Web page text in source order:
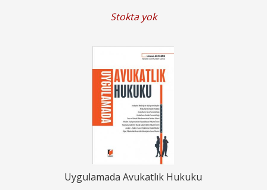
Stokta yok
Uygulamada Avukatlık Hukuku